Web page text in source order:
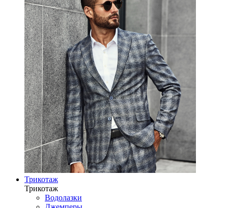
Трикотаж
Трикотаж
Водолазки